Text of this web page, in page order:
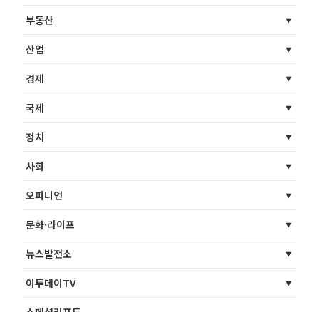
부동산
산업
경제
국제
정치
사회
오피니언
문화·라이프
뉴스발전소
이투데이TV